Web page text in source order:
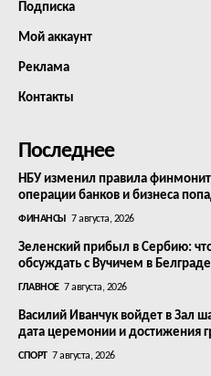
Подписка
Мой аккаунт
Реклама
Контакты
Последнее
НБУ изменил правила
операции банков и бизнеса
ФИНАНСЫ 7 августа, 2026
Зеленский прибыл в Сербию:
обсуждать с Вучичем в Белграде
ГЛАВНОЕ 7 августа, 2026
Василий Иванчук войдет в Зал
дата церемонии и достижения
СПОРТ 7 августа, 2026